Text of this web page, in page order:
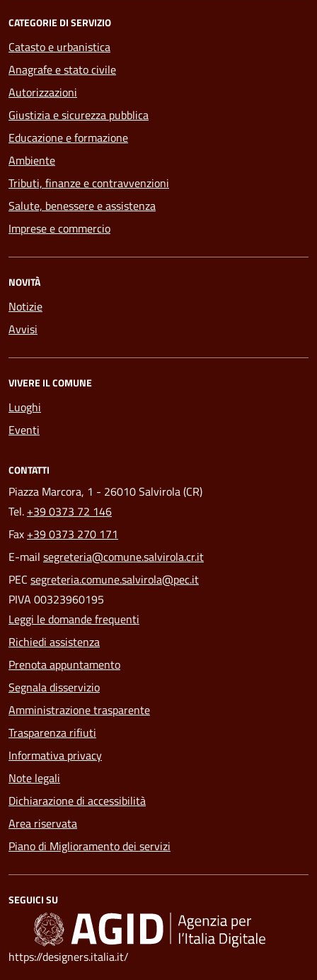
CATEGORIE DI SERVIZIO
Catasto e urbanistica
Anagrafe e stato civile
Autorizzazioni
Giustizia e sicurezza pubblica
Educazione e formazione
Ambiente
Tributi, finanze e contravvenzioni
Salute, benessere e assistenza
Imprese e commercio
NOVITÀ
Notizie
Avvisi
VIVERE IL COMUNE
Luoghi
Eventi
CONTATTI
Piazza Marcora, 1 - 26010 Salvirola (CR)
Tel. +39 0373 72 146
Fax +39 0373 270 171
E-mail segreteria@comune.salvirola.cr.it
PEC segreteria.comune.salvirola@pec.it
PIVA 00323960195
Leggi le domande frequenti
Richiedi assistenza
Prenota appuntamento
Segnala disservizio
Amministrazione trasparente
Trasparenza rifiuti
Informativa privacy
Note legali
Dichiarazione di accessibilità
Area riservata
Piano di Miglioramento dei servizi
SEGUICI SU
https://designers.italia.it/